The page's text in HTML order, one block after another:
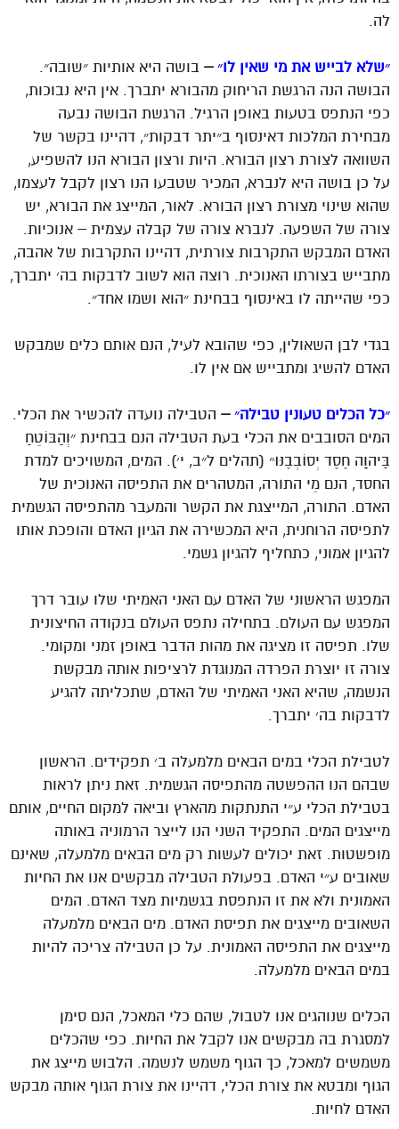
לה.
״שלא לבייש את מי שאין לו״– בושה היא אותיות ״שובה״.
הבושה הנה הרגשת הריחוק מהבורא יתברך. אין היא נבוכות,
כפי הנתפס בטעות באופן הרגיל. הרגשת הבושה נבעה
מבחירת המלכות דאינסוף ב״יתר דבקות״, דהיינו בקשר של
השוואה לצורת רצון הבורא. היות ורצון הבורא הנו להשפיע,
על כן בושה היא לנברא, המכיר שטבעו הנו רצון לקבל לעצמו,
שהוא שינוי מצורת רצון הבורא. לאור, המייצג את הבורא, יש
צורה של השפעה. לנברא צורה של קבלה עצמית – אנוכיות.
האדם המבקש התקרבות צורתית, דהיינו התקרבות של אהבה,
מתבייש בצורתו האנוכית. רוצה הוא לשוב לדבקות בה׳ יתברך,
כפי שהייתה לו באינסוף בבחינת ״הוא ושמו אחד״.
בגדי לבן השאולין, כפי שהובא לעיל, הנם אותם כלים שמבקש
האדם להשיג ומתבייש אם אין לו.
״כל הכלים טעונין טבילה״– הטבילה נועדה להכשיר את הכלי.
המים הסובבים את הכלי בעת הטבילה הנם בבחינת ״וְהַבּוֹטֵחַ
בַּיהוָה חֶסֶד יְסוֹבְבֶנּוּ״ (תהלים ל״ב, י׳). המים, המשויכים למדת
החסד, הנם מֵי התורה, המטהרים את התפיסה האנוכית של
האדם. התורה, המייצגת את הקשר והמעבר מהתפיסה הגשמית
לתפיסה הרוחנית, היא המכשירה את הגיון האדם והופכת אותו
להגיון אמוני, כתחליף להגיון גשמי.
המפגש הראשוני של האדם עם האני האמיתי שלו עובר דרך
המפגש עם העולם. בתחילה נתפס העולם בנקודה החיצונית
שלו. תפיסה זו מציגה את מהות הדבר באופן זמני ומקומי.
צורה זו יוצרת הפרדה המנוגדת לרציפות אותה מבקשת
הנשמה, שהיא האני האמיתי של האדם, שתכליתה להגיע
לדבקות בה׳ יתברך.
לטבילת הכלי במים הבאים מלמעלה ב׳ תפקידים. הראשון
שבהם הנו ההפשטה מהתפיסה הגשמית. זאת ניתן לראות
בטבילת הכלי ע״י התנתקות מהארץ וביאה למקום החיים, אותם
מייצגים המים. התפקיד השני הנו לייצר הרמוניה באותה
מופשטות. זאת יכולים לעשות רק מים הבאים מלמעלה, שאינם
שאובים ע״י האדם. בפעולת הטבילה מבקשים אנו את החיות
האמונית ולא את זו הנתפסת בגשמיות מצד האדם. המים
השאובים מייצגים את תפיסת האדם. מים הבאים מלמעלה
מייצגים את התפיסה האמונית. על כן הטבילה צריכה להיות
במים הבאים מלמעלה.
הכלים שנוהגים אנו לטבול, שהם כלי המאכל, הנם סימן
למסגרת בה מבקשים אנו לקבל את החיות. כפי שהכלים
משמשים למאכל, כך הגוף משמש לנשמה. הלבוש מייצג את
הגוף ומבטא את צורת הכלי, דהיינו את צורת הגוף אותה מבקש
האדם לחיות.